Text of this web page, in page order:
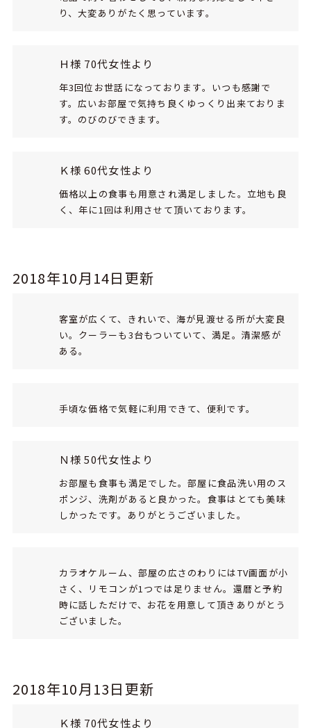
り、大変ありがたく思っています。
Ｈ様 70代女性より
年3回位お世話になっております。いつも感謝で
す。広いお部屋で気持ち良くゆっくり出来ておりま
す。のびのびできます。
Ｋ様 60代女性より
価格以上の食事も用意され満足しました。立地も良
く、年に1回は利用させて頂いております。
2018年10月14日更新
客室が広くて、きれいで、海が見渡せる所が大変良
い。クーラーも3台もついていて、満足。清潔感が
ある。
手頃な価格で気軽に利用できて、便利です。
Ｎ様 50代女性より
お部屋も食事も満足でした。部屋に食品洗い用のス
ポンジ、洗剤があると良かった。食事はとても美味
しかったです。ありがとうございました。
カラオケルーム、部屋の広さのわりにはTV画面が小
さく、リモコンが1つでは足りません。還暦と予約
時に話しただけで、お花を用意して頂きありがとう
ございました。
2018年10月13日更新
Ｋ様 70代女性より